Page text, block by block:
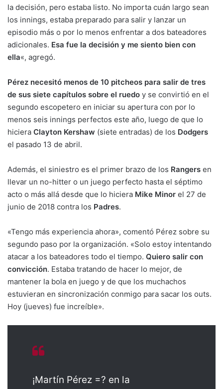
la decisión, pero estaba listo. No importa cuán largo sean
los innings, estaba preparado para salir y lanzar un
episodio más o por lo menos enfrentar a dos bateadores
adicionales. Esa fue la decisión y me siento bien con
ella«, agregó.
Pérez necesitó menos de 10 pitcheos para salir de tres
de sus siete capítulos sobre el ruedo y se convirtió en el
segundo escopetero en iniciar su apertura con por lo
menos seis innings perfectos este año, luego de que lo
hiciera Clayton Kershaw (siete entradas) de los Dodgers
el pasado 13 de abril.
Además, el siniestro es el primer brazo de los Rangers en
llevar un no-hitter o un juego perfecto hasta el séptimo
acto o más allá desde que lo hiciera Mike Minor el 27 de
junio de 2018 contra los Padres.
«Tengo más experiencia ahora», comentó Pérez sobre su
segundo paso por la organización. «Solo estoy intentando
atacar a los bateadores todo el tiempo. Quiero salir con
convicción. Estaba tratando de hacer lo mejor, de
mantener la bola en juego y de que los muchachos
estuvieran en sincronización conmigo para sacar los outs.
Hoy (jueves) fue increíble».
¡Martín Pérez =? en la